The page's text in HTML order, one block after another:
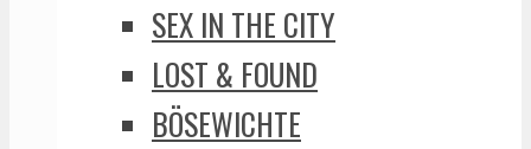
SEX IN THE CITY
LOST & FOUND
BÖSEWICHTE